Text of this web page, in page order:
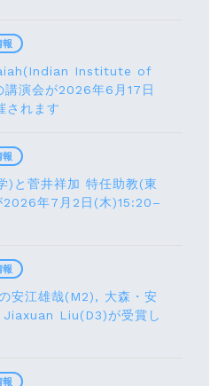
Institute of
演会が2026年6月17⽇
されます
報
)と菅井祥加 特任助教(東
2026年7月2日(木)15:20–
報
安江雄哉(M2), 大森・安
Liu(D3)が受賞し
報
報